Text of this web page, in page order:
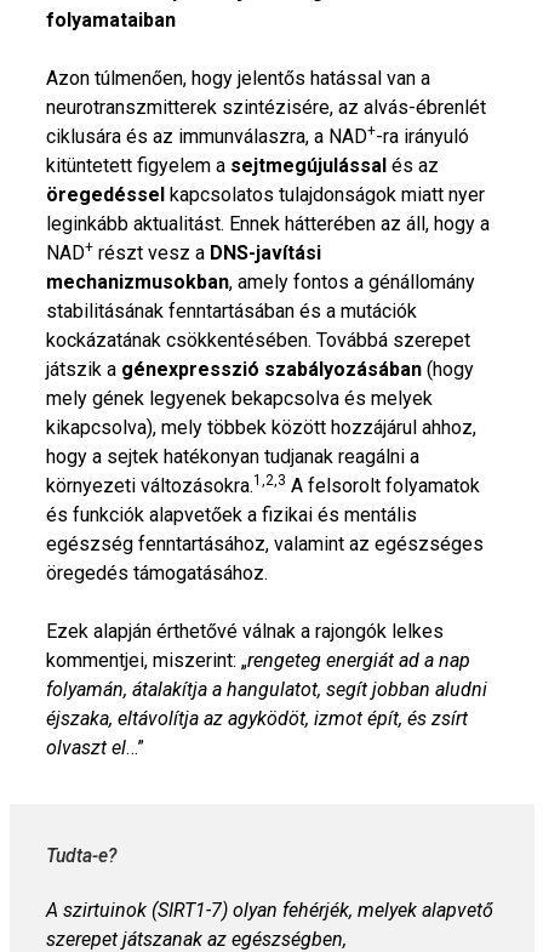
folyamataiban
Azon túlmenően, hogy jelentős hatással van a
neurotranszmitterek szintézisére, az alvás-ébrenlét
ciklusára és az immunválaszra, a NAD+-ra irányuló
kitüntetett figyelem a sejtmegújulással és az
öregedéssel kapcsolatos tulajdonságok miatt nyer
leginkább aktualitást. Ennek hátterében az áll, hogy a
NAD+részt vesz aDNS-javítási
mechanizmusokban, amely fontos a génállomány
stabilitásának fenntartásában és a mutációk
kockázatának csökkentésében. Továbbá szerepet
játszik a génexpresszió szabályozásában(hogy
mely gének legyenek bekapcsolva és melyek
kikapcsolva), mely többek között hozzájárul ahhoz,
hogy a sejtek hatékonyan tudjanak reagálni a
környezeti változásokra.1,2,3 A felsorolt folyamatok
és funkciók alapvetőek a fizikai és mentális
egészség fenntartásához, valamint az egészséges
öregedés támogatásához.
Ezek alapján érthetővé válnak a rajongók lelkes
kommentjei, miszerint: „rengeteg energiát ad a nap
folyamán, átalakítja a hangulatot, segít jobban aludni
éjszaka, eltávolítja az agyködöt, izmot épít, és zsírt
olvaszt el…”
Tudta-e?
A szirtuinok (SIRT1-7) olyan fehérjék, melyek alapvető
szerepet játszanak az egészségben,